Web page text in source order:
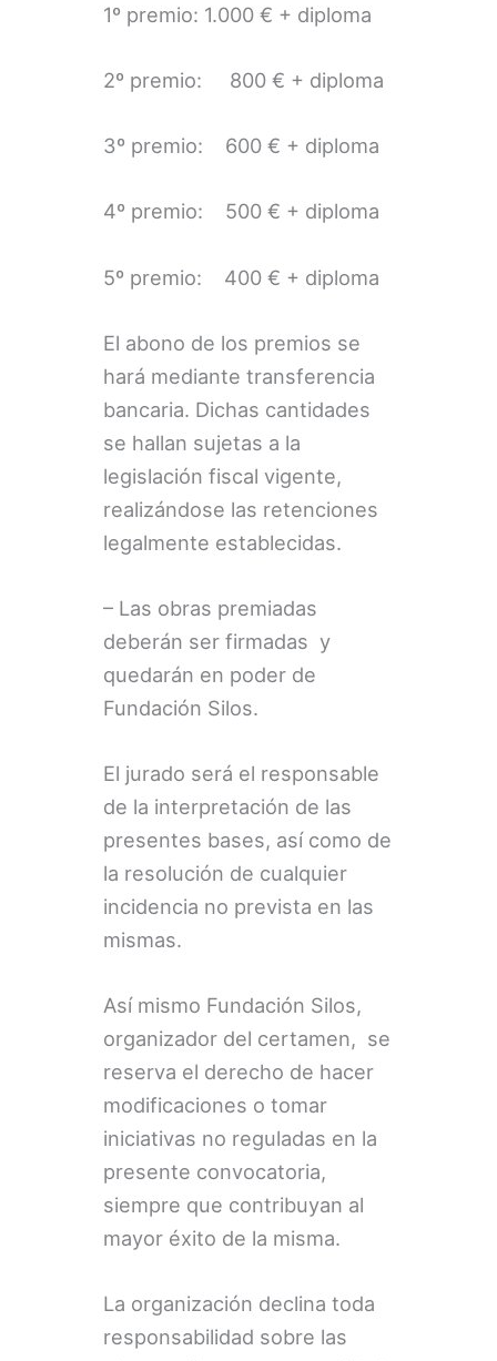
1º premio: 1.000 € + diploma
2º premio: 800 € + diploma
3º premio: 600 € + diploma
4º premio: 500 € + diploma
5º premio: 400 € + diploma
El abono de los premios se
hará mediante transferencia
bancaria. Dichas cantidades
se hallan sujetas a la
legislación fiscal vigente,
realizándose las retenciones
legalmente establecidas.
– Las obras premiadas
deberán ser firmadas y
quedarán en poder de
Fundación Silos.
El jurado será el responsable
de la interpretación de las
presentes bases, así como de
la resolución de cualquier
incidencia no prevista en las
mismas.
Así mismo Fundación Silos,
organizador del certamen, se
reserva el derecho de hacer
modificaciones o tomar
iniciativas no reguladas en la
presente convocatoria,
siempre que contribuyan al
mayor éxito de la misma.
La organización declina toda
responsabilidad sobre las